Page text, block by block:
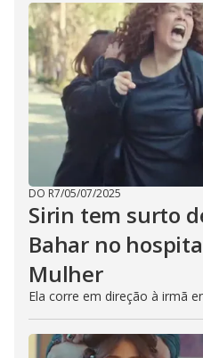
DO R7/05/07/2025
Sirin tem surto
Bahar no
Mulher
Ela corre em direção à irmã